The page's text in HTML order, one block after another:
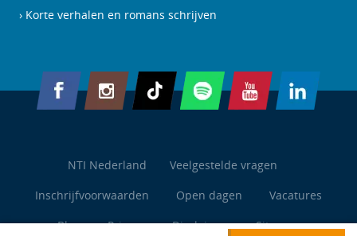
Korte verhalen en romans schrijven
NTI Nederland
Veelgestelde vragen
Inschrijfvoorwaarden
Open dagen
Vacatures
Blog
Privacy Disclaimer Sitemap